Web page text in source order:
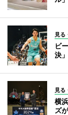
見る
ビ
決
見る
横
ズ